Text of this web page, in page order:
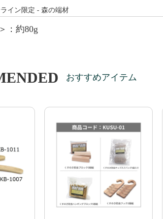
イン限定 - 森の端材
：約80g
おすすめアイテム